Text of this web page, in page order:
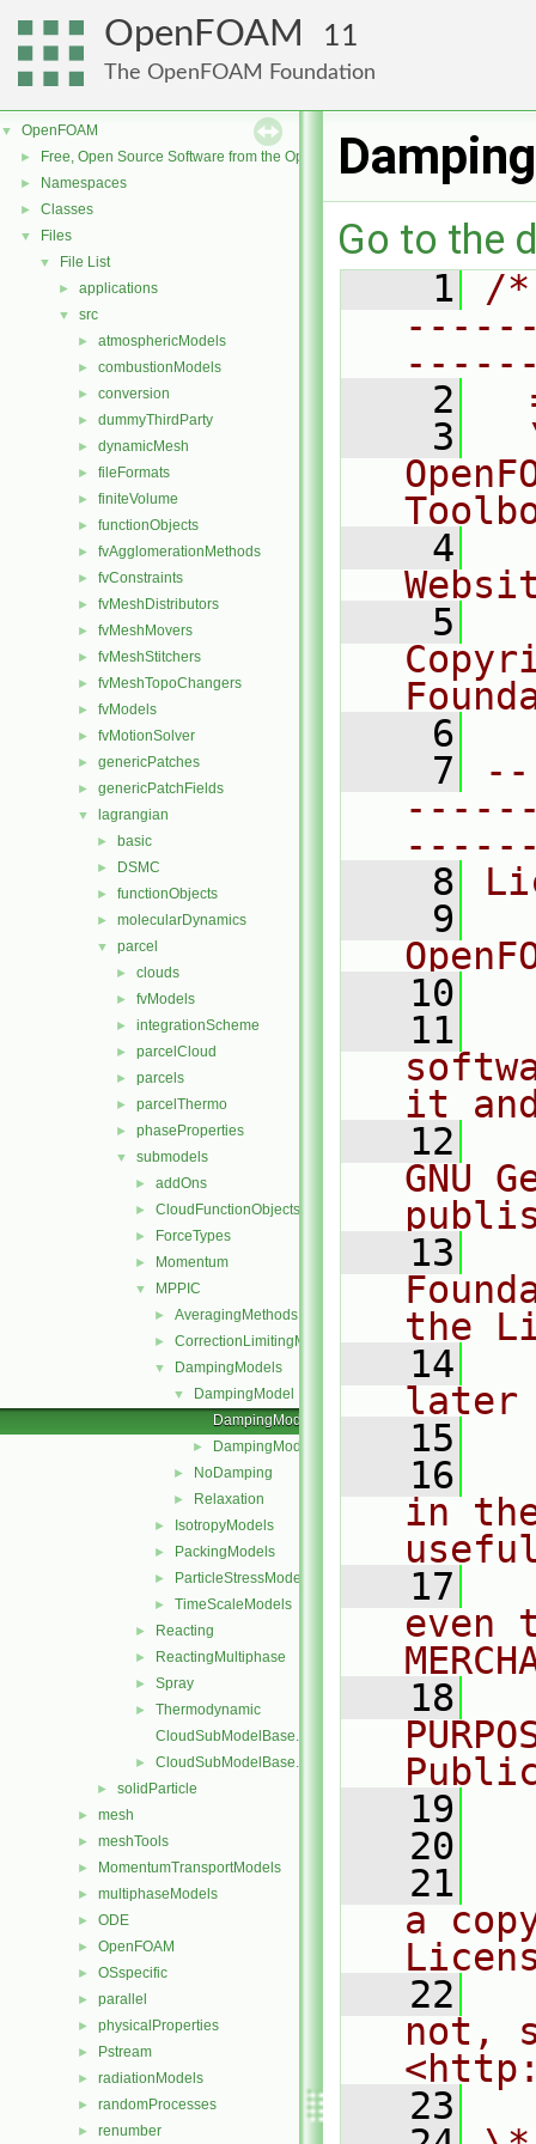
OpenFOAM 11
The OpenFOAM Foundation
▼ OpenFOAM
► Free, Open Source Software from the OpenFOAM Foundation
► Namespaces
► Classes
▼ Files
▼ File List
► applications
▼ src
► atmosphericModels
► combustionModels
► conversion
► dummyThirdParty
► dynamicMesh
► fileFormats
► finiteVolume
► functionObjects
► fvAgglomerationMethods
► fvConstraints
► fvMeshDistributors
► fvMeshMovers
► fvMeshStitchers
► fvMeshTopoChangers
► fvModels
► fvMotionSolver
► genericPatches
► genericPatchFields
▼ lagrangian
► basic
► DSMC
► functionObjects
► molecularDynamics
▼ parcel
► clouds
► fvModels
► integrationScheme
► parcelCloud
► parcels
► parcelThermo
► phaseProperties
▼ submodels
► addOns
► CloudFunctionObjects
► ForceTypes
► Momentum
▼ MPPIC
► AveragingMethods
► CorrectionLimitingMethods
▼ DampingModels
▼
DampingModel
DampingModel.C
► DampingModel.H
► NoDamping
► Relaxation
► IsotropyModels
► PackingModels
► ParticleStressModels
► TimeScaleModels
► Reacting
► ReactingMultiphase
► Spray
►
Thermodynamic
CloudSubModelBase.C
► CloudSubModelBase.H
► solidParticle
► mesh
► meshTools
► MomentumTransportModels
► multiphaseModels
► ODE
► OpenFOAM
► OSspecific
► parallel
► physicalProperties
► Pstream
► radiationModels
► randomProcesses
► renumber
Go to the
    1
/
    2
    3
    4
    5
    6
    7
    8
    9
   10
   11
it
   12
GNU
   13
the
   14
later
   15
   16
in
   17
even
   18
   19
   20
   21
a
   22
not,
   23